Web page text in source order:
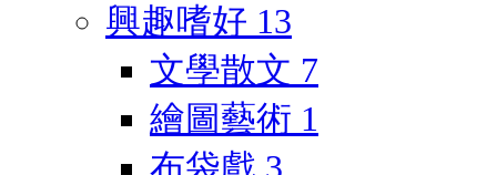
興趣嗜好 13
文學散文 7
繪圖藝術 1